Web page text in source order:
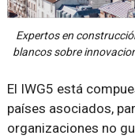
Expertos en
blancos sobre
El IWG5 está
países asociados,
organizaciones no